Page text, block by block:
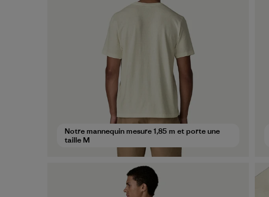
Notre mannequin mesure 1,85 m et porte une
taille M